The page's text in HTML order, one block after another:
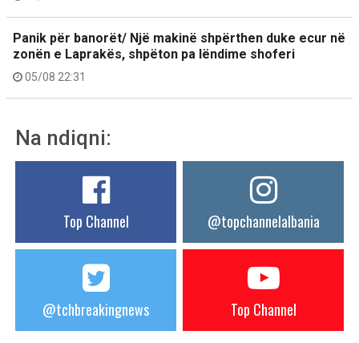
Panik për banorët/ Një makinë shpërthen duke ecur në
zonën e Laprakës, shpëton pa lëndime shoferi
05/08 22:31
Na ndiqni:
Top Channel @topchannelalbania
@tchbreakingnews Top Channel